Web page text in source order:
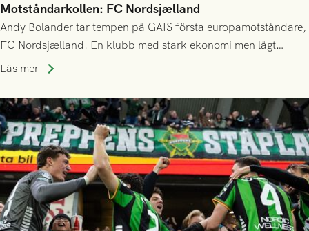
Motståndarkollen: FC Nordsjælland
Andy Bolander tar tempen på GAIS första europamotståndare,
FC Nordsjælland. En klubb med stark ekonomi men lågt
publiksnitt, ett lag med både kollektiv styrka och individuell
Läs mer